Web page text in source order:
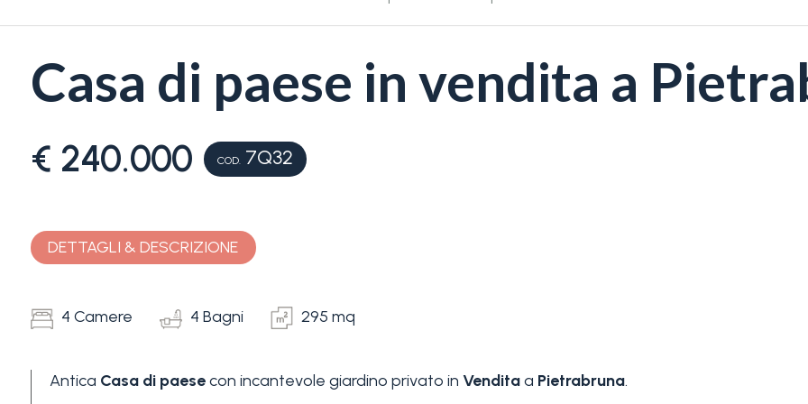
Casa di paese in vendita a
€ 240.000 COD.7Q32
DETTAGLI & DESCRIZIONE
4 Camere 4 Bagni 295 mq
Antica Casa di paesecon incantevole giardino privato in Venditaa Pietrabruna.
Camere
Qualsiasi
2